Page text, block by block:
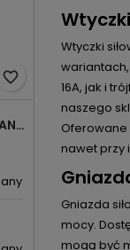
favorite_border
PRZEWÓD MIEDZIANY YDYP DRUT 3X1,5MM2 ŻO 450/750V
Wtyczki
16A, jak i
naszego
Oferowane
nawet przy
Gniazda
mocy.
mogą być